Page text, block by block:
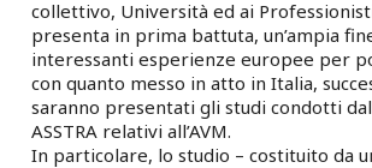
collettivo, Università ed ai
presenta in prima battuta, un’ampia
interessanti esperienze europee per
con quanto messo in atto in Italia,
saranno presentati gli studi condotti dal
ASSTRA relativi all’AVM.
In particolare, lo studio – costituito da